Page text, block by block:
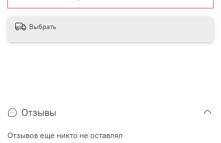
Выбрать
Отзывы
Отзывов еще никто не оставлял